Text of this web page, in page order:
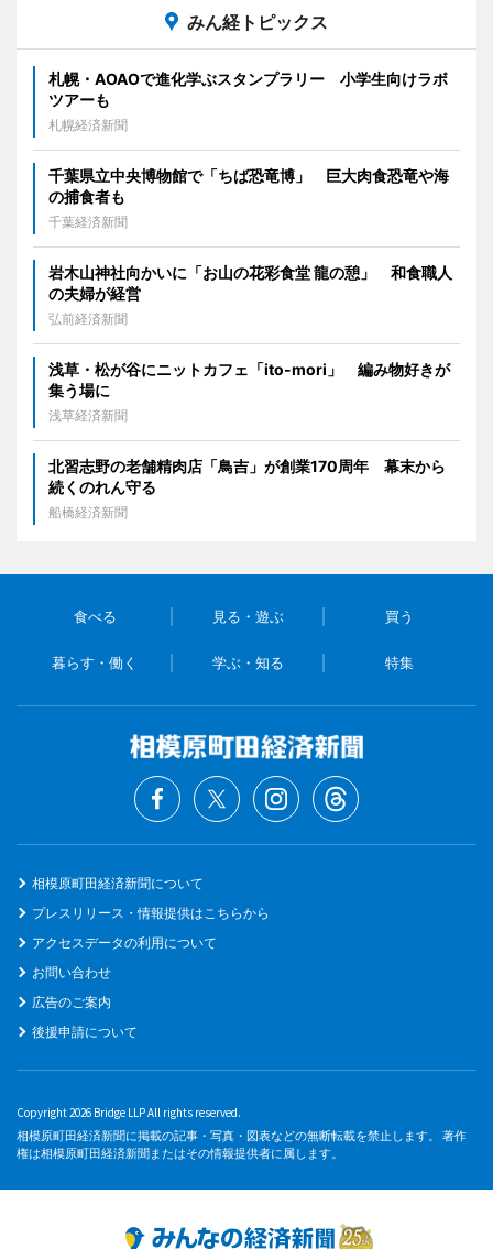
みん経トピックス
札幌・AOAOで進化学ぶスタンプラリー 小学生向けラボ
ツアーも
札幌経済新聞
千葉県立中央博物館で「ちば恐竜博」 巨大肉食恐竜や海
の捕食者も
千葉経済新聞
岩木山神社向かいに「お山の花彩食堂 龍の憩」 和食職人
の夫婦が経営
弘前経済新聞
浅草・松が谷にニットカフェ「ito-mori」 編み物好きが
集う場に
浅草経済新聞
北習志野の老舗精肉店「鳥吉」が創業170周年 幕末から
続くのれん守る
船橋経済新聞
食べる 見る・遊ぶ 買う
暮らす・働く 学ぶ・知る 特集
相模原町田経済新聞について
プレスリリース・情報提供はこちらから
アクセスデータの利用について
お問い合わせ
広告のご案内
後援申請について
Copyright 2026 Bridge LLP All rights reserved.
相模原町田経済新聞に掲載の記事・写真・図表などの無断転載を禁止します。 著作
権は相模原町田経済新聞またはその情報提供者に属します。